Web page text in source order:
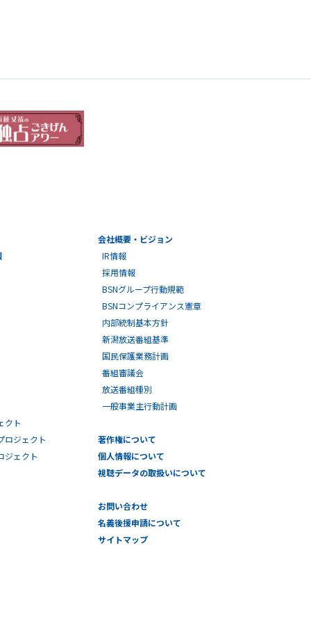
クト
ロジェクト
ジェクト
会社概要・ビジョン
IR情報
採用情報
BSNグループ行動規範
BSNコンプライアンス憲章
内部統制基本方針
新潟放送番組基準
国民保護業務計画
番組審議会
放送番組種別
一般事業主行動計画
著作権について
個人情報について
視聴データの取扱いについて
お問い合わせ
名義後援申請について
サイトマップ